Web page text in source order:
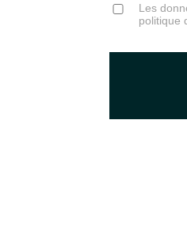
(Nécessaire)
Les
politique